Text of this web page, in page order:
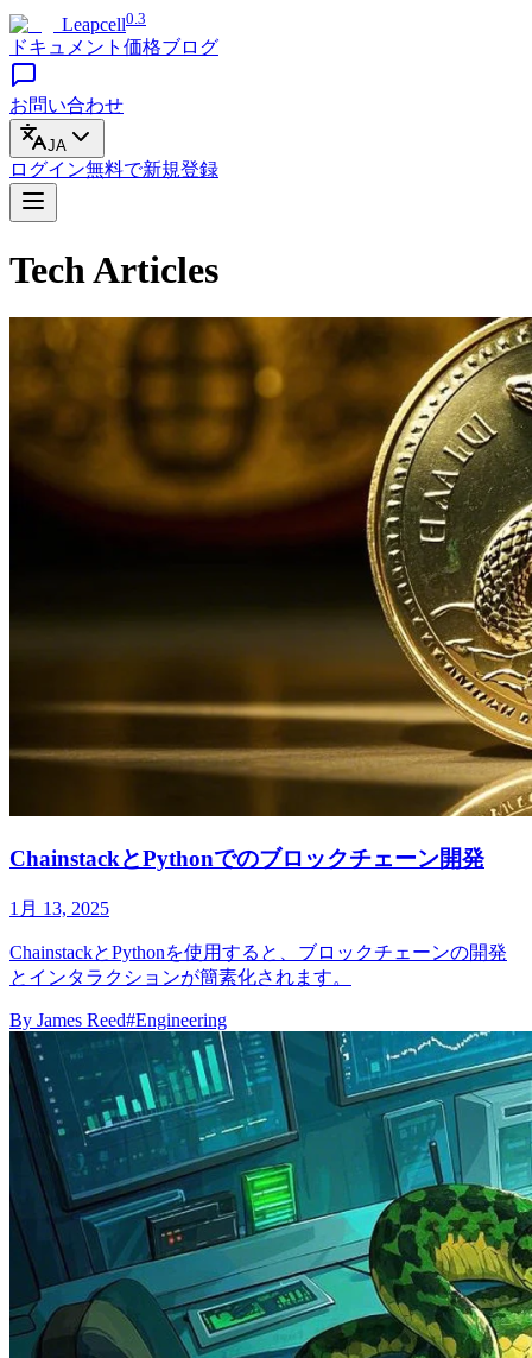
Leapcell0.3
ドキュメント 価格ブログ
お問い合わせ
JA
ログイン無料で新規登録
Tech Articles
ChainstackとPythonでのブロックチェーン開発
1月 13, 2025
ChainstackとPythonを使用すると、ブロックチェーンの開発
とインタラクションが簡素化されます。
By James Reed#Engineering